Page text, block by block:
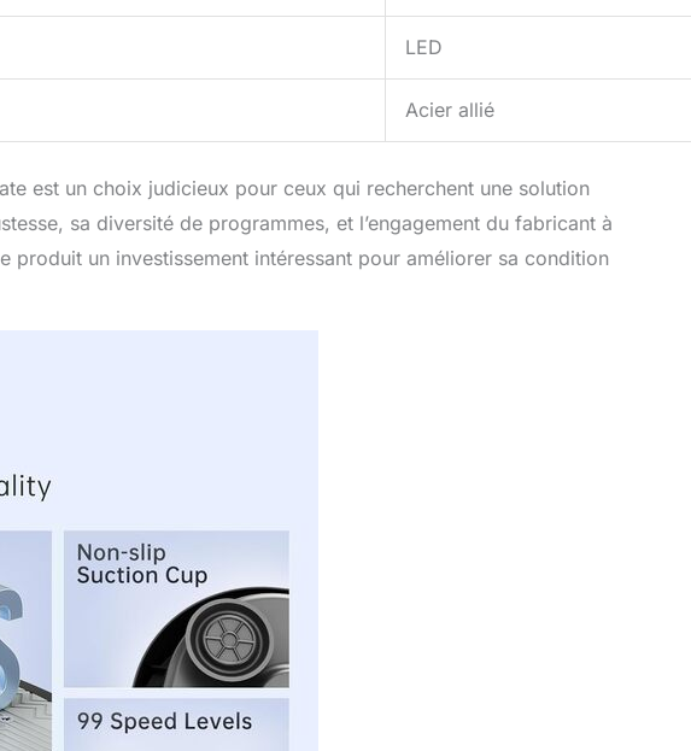
LED
Acier allié
est un choix judicieux pour ceux qui recherchent une solution
sa diversité de programmes, et l’engagement du fabricant à
produit un investissement intéressant pour améliorer sa condition